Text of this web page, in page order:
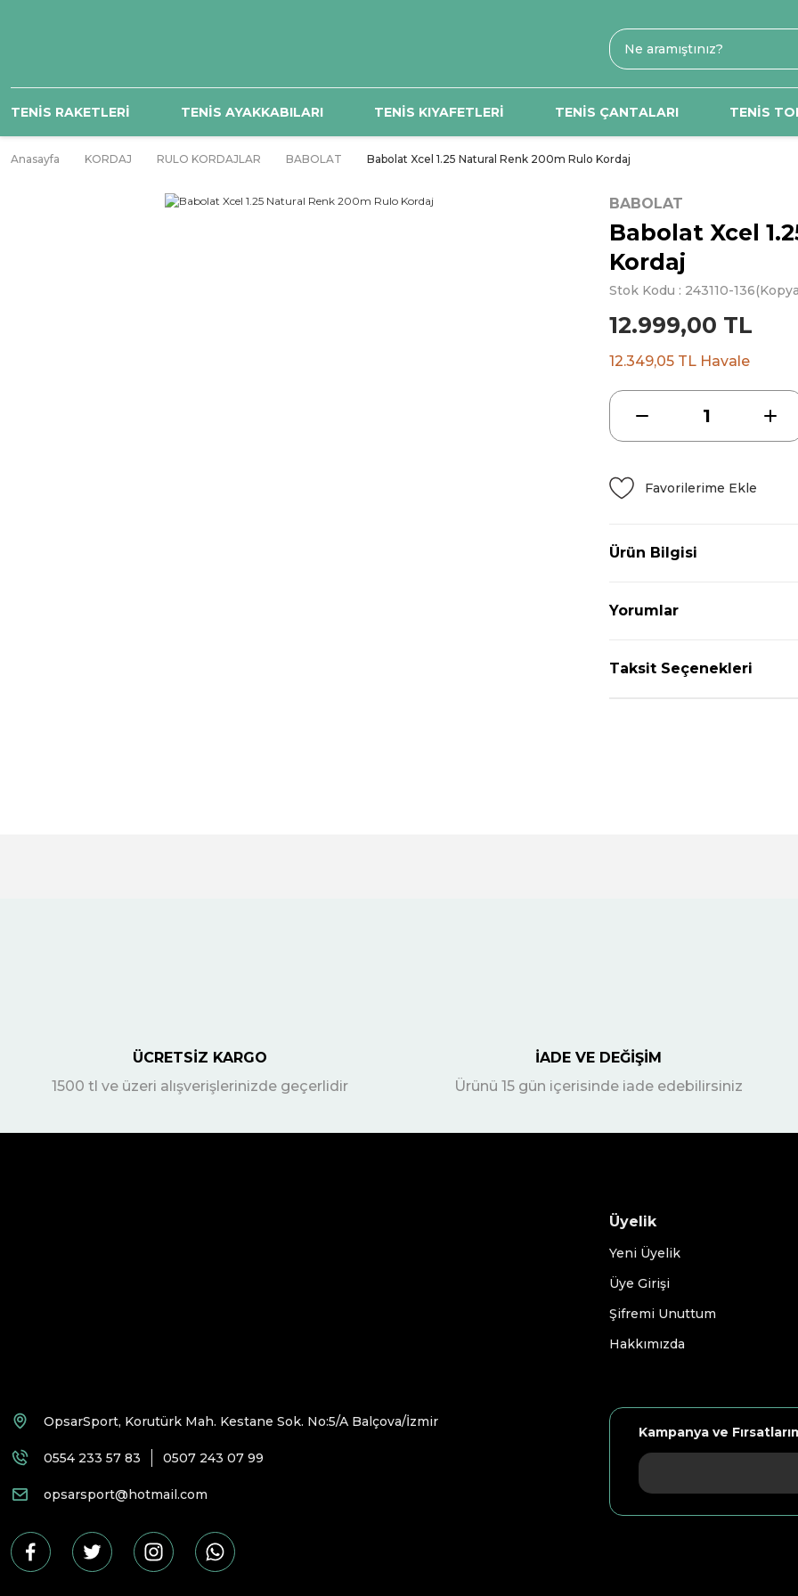
TENİS RAKETLERİ TENİS AYAKKABILARI TENİS KIYAFETLERİ TENİS ÇANTALARI TENİS
Anasayfa KORDAJ RULO KORDAJLAR BABOLAT Babolat Xcel 1.25 Natural Renk 200m Rulo Kordaj
BABOLAT
Babolat Xcel
Kordaj
Stok Kodu : 243110-
12.999,00 TL
12.349,05 TL Havale
Ürün Bilgisi
Yorumlar
Taksit Seçenekleri
ÜCRETSİZ KARGO
1500 tl ve üzeri alışverişlerinizde geçerlidir
İADE VE DEĞİŞİM
Ürünü 15 gün içerisinde iade edebilirsiniz
OpsarSport, Korutürk Mah. Kestane Sok. No:5/A Balçova/İzmir
0554 233 57 83 0507 243 07 99
opsarsport@hotmail.com
Üyelik
Yeni Üyelik
Üye Girişi
Şifremi Unuttum
Hakkımızda
Kampanya ve